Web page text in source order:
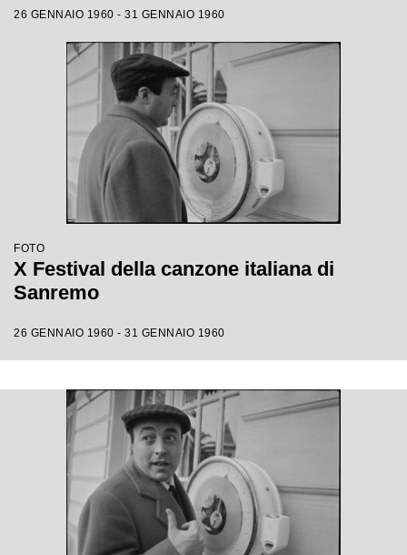
26 GENNAIO 1960 - 31 GENNAIO 1960
FOTO
X Festival della canzone italiana di
Sanremo
26 GENNAIO 1960 - 31 GENNAIO 1960